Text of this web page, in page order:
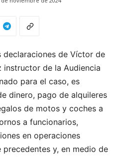
declaraciones de Víctor de
instructor de la Audiencia
para el caso, es
dinero, pago de alquileres
de motos y coches a
a funcionarios,
en operaciones
y, en medio de